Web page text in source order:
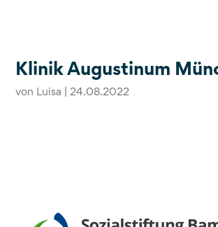
Klinik Augustinum
von Luisa 24.08.2022